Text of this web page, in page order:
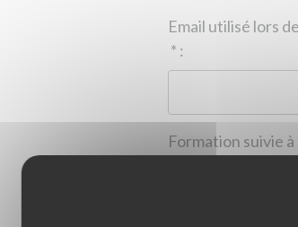
Email utilisé lors
* :